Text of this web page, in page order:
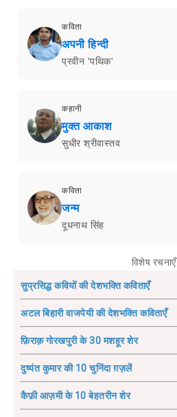
कविता
अपनी हिन्दी
प्रवीन 'पथिक'
कहानी
मुक्त आकाश
सुधीर श्रीवास्तव
कविता
जन्म
दूधनाथ सिंह
विशेष रचनाएँ
सुप्रसिद्ध कवियों की देशभक्ति कविताएँ
अटल बिहारी वाजपेयी की देशभक्ति कविताएँ
फ़िराक़ गोरखपुरी के 30 मशहूर शेर
दुष्यंत कुमार की 10 चुनिंदा ग़ज़लें
कैफ़ी आज़मी के 10 बेहतरीन शेर